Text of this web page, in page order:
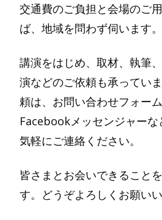
交通費のご負担と会場のご
ば、地域を問わず伺います。
講演をはじめ、取材、執筆
演などのご依頼も承ってい
頼は、お問い合わせフォーム
Facebookメッセンジャーな
気軽にご連絡ください。
皆さまとお会いできること
す。どうぞよろしくお願いい